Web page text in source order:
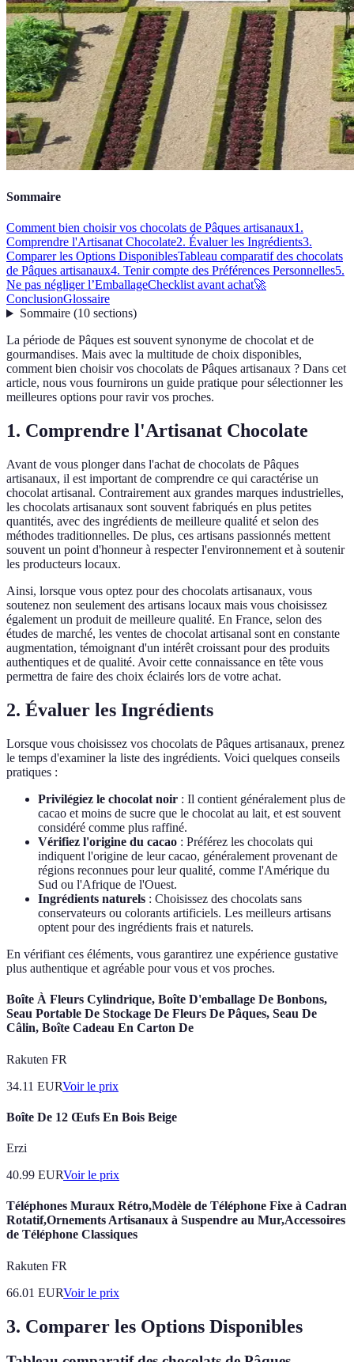
Sommaire
Comment bien choisir vos chocolats de Pâques artisanaux1.
Comprendre l'Artisanat Chocolate2. Évaluer les Ingrédients3.
Comparer les Options DisponiblesTableau comparatif des chocolats
de Pâques artisanaux4. Tenir compte des Préférences Personnelles5.
Ne pas négliger l’EmballageChecklist avant achat🚀
ConclusionGlossaire
Sommaire(10 sections)
La période de Pâques est souvent synonyme de chocolat et de
gourmandises. Mais avec la multitude de choix disponibles,
comment bien choisir vos chocolats de Pâques artisanaux ? Dans cet
article, nous vous fournirons un guide pratique pour sélectionner les
meilleures options pour ravir vos proches.
1. Comprendre l'Artisanat Chocolate
Avant de vous plonger dans l'achat de chocolats de Pâques
artisanaux, il est important de comprendre ce qui caractérise un
chocolat artisanal. Contrairement aux grandes marques industrielles,
les chocolats artisanaux sont souvent fabriqués en plus petites
quantités, avec des ingrédients de meilleure qualité et selon des
méthodes traditionnelles. De plus, ces artisans passionnés mettent
souvent un point d'honneur à respecter l'environnement et à soutenir
les producteurs locaux.
Ainsi, lorsque vous optez pour des chocolats artisanaux, vous
soutenez non seulement des artisans locaux mais vous choisissez
également un produit de meilleure qualité. En France, selon des
études de marché, les ventes de chocolat artisanal sont en constante
augmentation, témoignant d'un intérêt croissant pour des produits
authentiques et de qualité. Avoir cette connaissance en tête vous
permettra de faire des choix éclairés lors de votre achat.
2. Évaluer les Ingrédients
Lorsque vous choisissez vos chocolats de Pâques artisanaux, prenez
le temps d'examiner la liste des ingrédients. Voici quelques conseils
pratiques :
Privilégiez le chocolat noir : Il contient généralement plus de
cacao et moins de sucre que le chocolat au lait, et est souvent
considéré comme plus raffiné.
Vérifiez l'origine du cacao : Préférez les chocolats qui
indiquent l'origine de leur cacao, généralement provenant de
régions reconnues pour leur qualité, comme l'Amérique du
Sud ou l'Afrique de l'Ouest.
Ingrédients naturels : Choisissez des chocolats sans
conservateurs ou colorants artificiels. Les meilleurs artisans
optent pour des ingrédients frais et naturels.
En vérifiant ces éléments, vous garantirez une expérience gustative
plus authentique et agréable pour vous et vos proches.
Boîte À Fleurs Cylindrique, Boîte D'emballage De Bonbons,
Seau Portable De Stockage De Fleurs De Pâques, Seau De
Câlin, Boîte Cadeau En Carton De
Rakuten FR
34.11 EURVoir le prix
Boîte De 12 Œufs En Bois Beige
Erzi
40.99 EURVoir le prix
Téléphones Muraux Rétro,Modèle de Téléphone Fixe à Cadran
Rotatif,Ornements Artisanaux à Suspendre au Mur,Accessoires
de Téléphone Classiques
Rakuten FR
66.01 EURVoir le prix
3. Comparer les Options Disponibles